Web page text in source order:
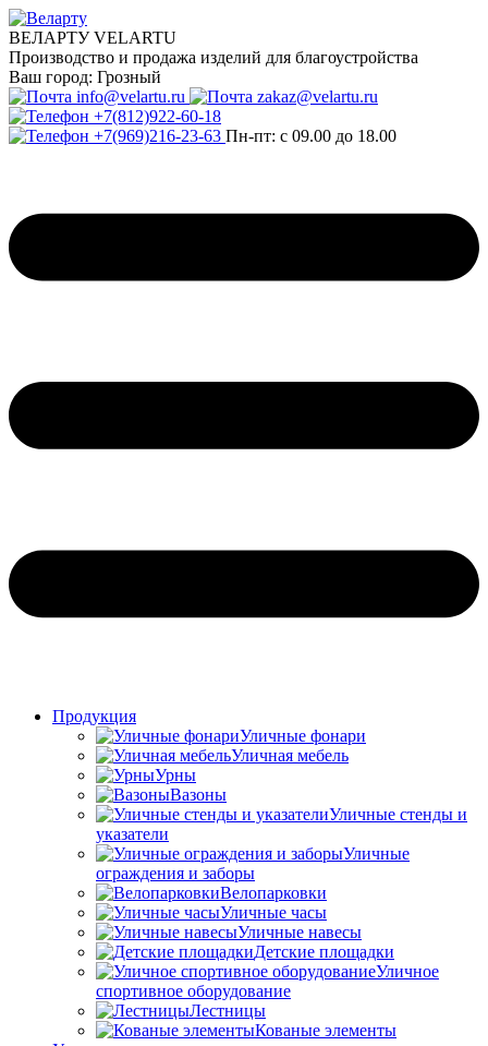
ВЕЛАРТУ VELARTU
Производство и продажа изделий для благоустройства
Ваш город: Грозный
info@velartu.ru
zakaz@velartu.ru
+7(812)922-60-18
+7(969)216-23-63 Пн-пт: с 09.00 до 18.00
Продукция
Уличные фонари
Уличная мебель
Урны
Вазоны
Уличные стенды и
указатели
Уличные
ограждения и заборы
Велопарковки
Уличные часы
Уличные навесы
Детские площадки
Уличное
спортивное оборудование
Лестницы
Кованые элементы